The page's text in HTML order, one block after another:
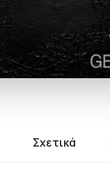
Σχετικά